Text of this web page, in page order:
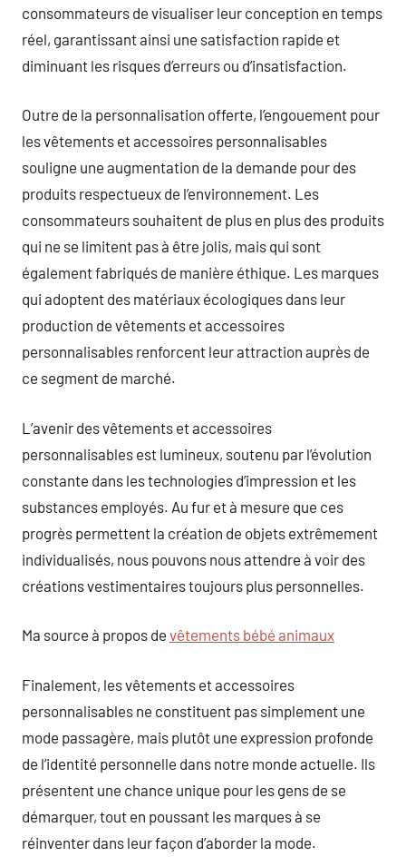
consommateurs de visualiser leur conception en temps
réel, garantissant ainsi une satisfaction rapide et
diminuant les risques d’erreurs ou d’insatisfaction.
Outre de la personnalisation offerte, l’engouement pour
les vêtements et accessoires personnalisables
souligne une augmentation de la demande pour des
produits respectueux de l’environnement. Les
consommateurs souhaitent de plus en plus des produits
qui ne se limitent pas à être jolis, mais qui sont
également fabriqués de manière éthique. Les marques
qui adoptent des matériaux écologiques dans leur
production de vêtements et accessoires
personnalisables renforcent leur attraction auprès de
ce segment de marché.
L’avenir des vêtements et accessoires
personnalisables est lumineux, soutenu par l’évolution
constante dans les technologies d’impression et les
substances employés. Au fur et à mesure que ces
progrès permettent la création de objets extrêmement
individualisés, nous pouvons nous attendre à voir des
créations vestimentaires toujours plus personnelles.
Ma source à propos de vêtements bébé animaux
Finalement, les vêtements et accessoires
personnalisables ne constituent pas simplement une
mode passagère, mais plutôt une expression profonde
de l’identité personnelle dans notre monde actuelle. Ils
présentent une chance unique pour les gens de se
démarquer, tout en poussant les marques à se
réinventer dans leur façon d’aborder la mode.